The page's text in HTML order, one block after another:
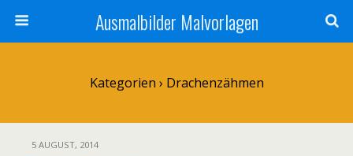
Ausmalbilder Malvorlagen
Kategorien › Drachenzähmen
5 AUGUST, 2014